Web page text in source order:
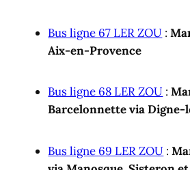
Bus ligne 67 LER ZOU :
Aix-en-Provence
Bus ligne 68 LER ZOU :
Barcelonnette via Digne-
Bus ligne 69 LER ZOU :